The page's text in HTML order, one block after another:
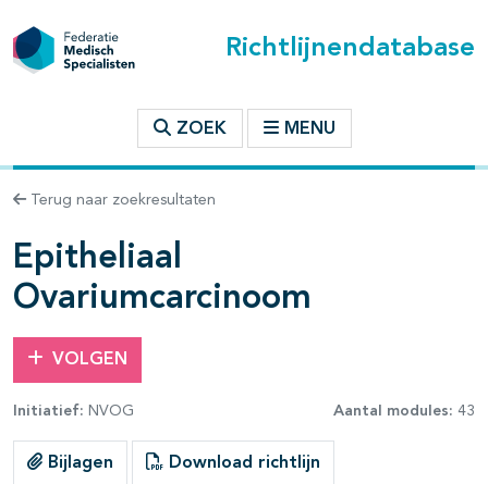
Richtlijnendatabase
ZOEK MENU
Terug naar zoekresultaten
Epitheliaal
Ovariumcarcinoom
VOLGEN
Initiatief: NVOG Aantal modules: 43
Bijlagen Download richtlijn
binnen deze richtlijn